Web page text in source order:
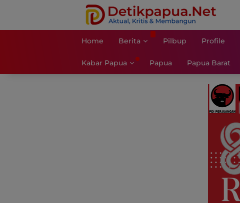
Home Berita Pilbup Profile
Kabar Papua Papua Papua Barat